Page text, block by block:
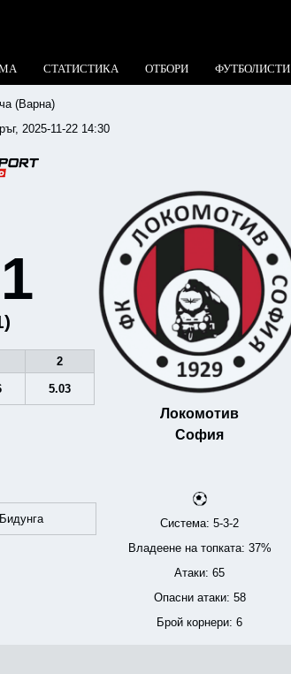
СТАТИСТИКА ОТБОРИ ФУТБОЛИСТИ
(Варна)
2025-11-22 14:30
2
5.03
Локомотив
София
Система: 5-3-2
Владеене на топката: 37%
Атаки: 65
Опасни атаки: 58
Брой корнери: 6